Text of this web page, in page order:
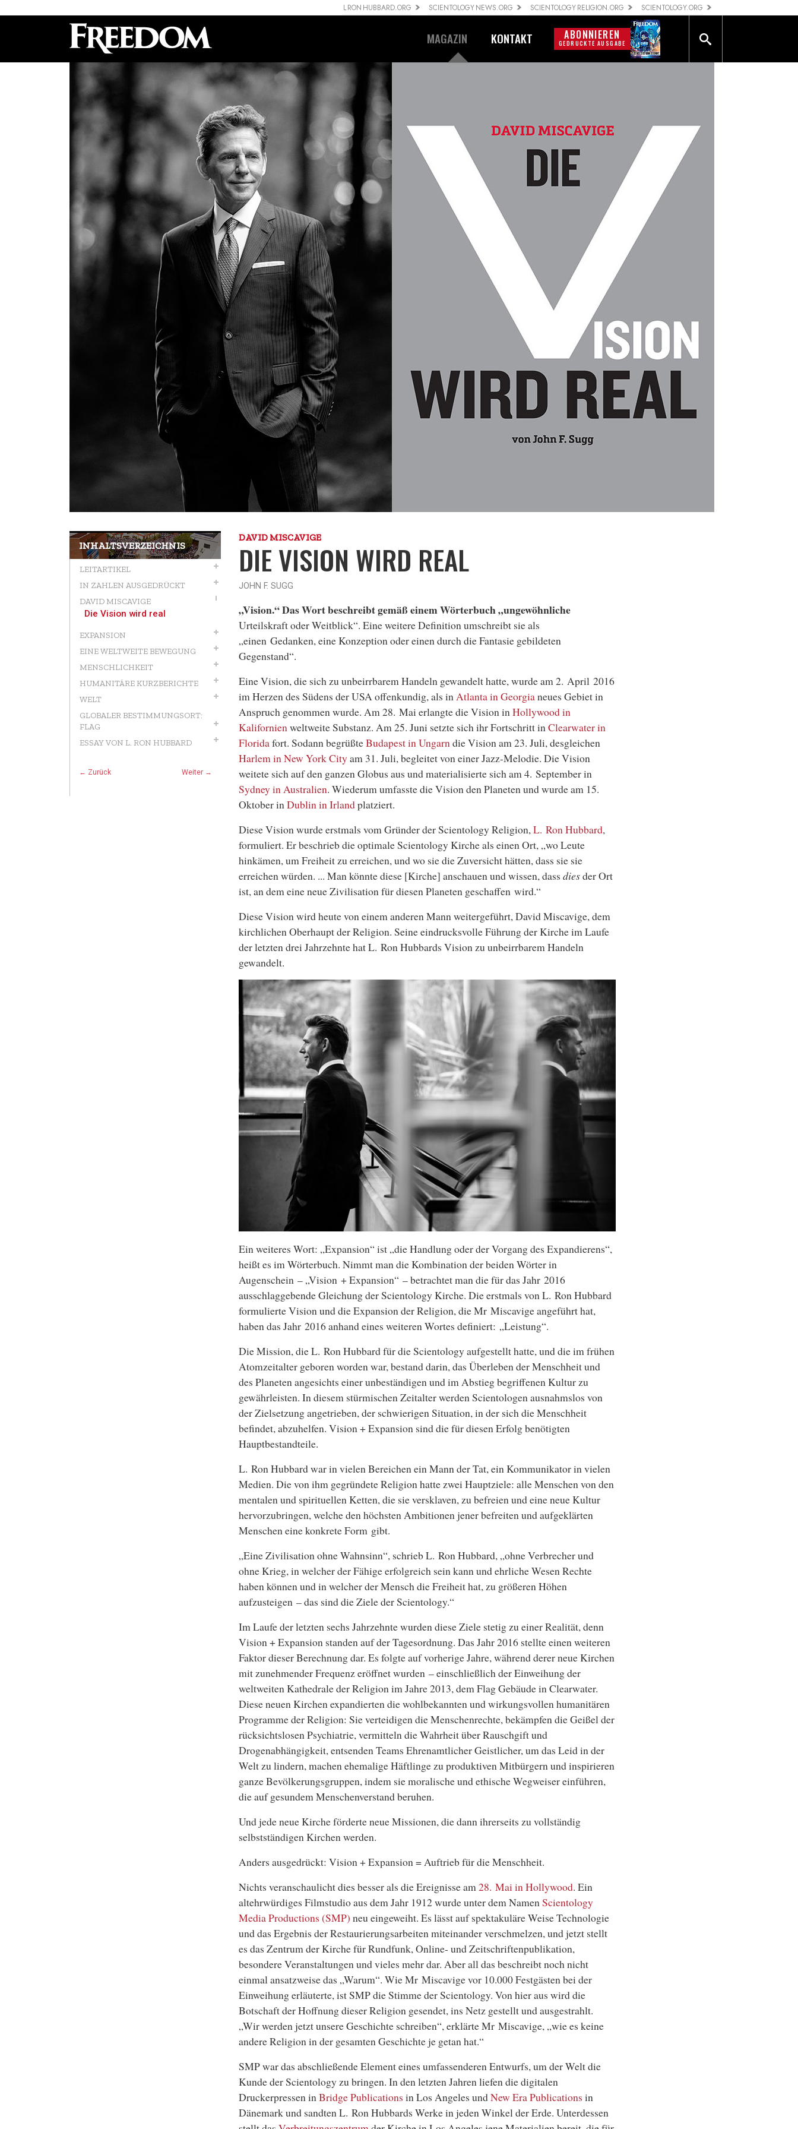
L RON HUBBARD.ORG SCIENTOLOGY NEWS.ORG SCIENTOLOGY RELIGION.ORG SCIENTOLOGY.ORG
MAGAZIN KONTAKT ABONNIEREN
GEDRUCKTE AUSGABE
INHALTSVERZEICHNIS
LEITARTIKEL
IN ZAHLEN AUSGEDRÜCKT
DAVID MISCAVIGE
Die Vision wird real
EXPANSION
EINE WELTWEITE BEWEGUNG
MENSCHLICHKEIT
HUMANITÄRE KURZBERICHTE
WELT
GLOBALER BESTIMMUNGSORT:
FLAG
ESSAY VON L. RON HUBBARD
← Zurück Weiter →
DAVID MISCAVIGE
DIE VISION WIRD REAL
JOHN F. SUGG
„Vision.“ Das Wort beschreibt gemäß einem Wörterbuch „ungewöhnliche
Urteilskraft oder Weitblick“. Eine weitere Definition umschreibt sie als
„einen Gedanken, eine Konzeption oder einen durch die Fantasie gebildeten
Gegenstand“.
Eine Vision, die sich zu unbeirrbarem Handeln gewandelt hatte, wurde am 2. April 2016
im Herzen des Südens der USA offenkundig, als in Atlanta in Georgianeues Gebiet in
Anspruch genommen wurde. Am 28. Mai erlangte die Vision in Hollywood in
Kalifornien weltweite Substanz. Am 25. Juni setzte sich ihr Fortschritt in Clearwater in
Floridafort. Sodann begrüßteBudapest in Ungarn die Vision am 23. Juli, desgleichen
Harlem in New York Cityam 31. Juli, begleitet von einer Jazz-Melodie. Die Vision
weitete sich auf den ganzen Globus aus und materialisierte sich am 4. September in
Sydney in Australien. Wiederum umfasste die Vision den Planeten und wurde am 15.
Oktober in Dublin in Irlandplatziert.
Diese Vision wurde erstmals vom Gründer der ScientologyReligion, L. Ron Hubbard,
formuliert. Er beschrieb die optimale Scientology Kirche als einen Ort, „wo Leute
hinkämen, um Freiheit zu erreichen, und wo sie die Zuversicht hätten, dass sie sie
erreichen würden. ... Man könnte diese [Kirche] anschauen und wissen, dass diesder Ort
ist, an dem eine neue Zivilisation für diesen Planeten geschaffen wird.“
Diese Vision wird heute von einem anderen Mann weitergeführt, David Miscavige, dem
kirchlichen Oberhaupt der Religion. Seine eindrucksvolle Führung der Kirche im Laufe
der letzten drei Jahrzehnte hat L. Ron Hubbards Vision zu unbeirrbarem Handeln
gewandelt.
Ein weiteres Wort: „Expansion“ ist „die Handlung oder der Vorgang des Expandierens“,
heißt es im Wörterbuch. Nimmt man die Kombination der beiden Wörter in
Augenschein – „Vision + Expansion“ – betrachtet man die für das Jahr 2016
ausschlaggebende Gleichung der Scientology Kirche. Die erstmals von L. Ron Hubbard
formulierte Vision und die Expansion der Religion, die Mr Miscavige angeführt hat,
haben das Jahr 2016 anhand eines weiteren Wortes definiert: „Leistung“.
Die Mission, die L. Ron Hubbard für die Scientology aufgestellt hatte, und die im frühen
Atomzeitalter geboren worden war, bestand darin, das Überleben der Menschheit und
des Planeten angesichts einer unbeständigen und im Abstieg begriffenen Kultur zu
gewährleisten. In diesem stürmischen Zeitalter werden Scientologen ausnahmslos von
der Zielsetzung angetrieben, der schwierigen Situation, in der sich die Menschheit
befindet, abzuhelfen. Vision + Expansion sind die für diesen Erfolg benötigten
Hauptbestandteile.
L. Ron Hubbard war in vielen Bereichen ein Mann der Tat, ein Kommunikator in vielen
Medien. Die von ihm gegründete Religion hatte zwei Hauptziele: alle Menschen von den
mentalen und spirituellen Ketten, die sie versklaven, zu befreien und eine neue Kultur
hervorzubringen, welche den höchsten Ambitionen jener befreiten und aufgeklärten
Menschen eine konkrete Form gibt.
„Eine Zivilisation ohne Wahnsinn“, schrieb L. Ron Hubbard, „ohne Verbrecher und
ohne Krieg, in welcher der Fähige erfolgreich sein kann und ehrliche Wesen Rechte
haben können und in welcher der Mensch die Freiheit hat, zu größeren Höhen
aufzusteigen – das sind die Ziele der Scientology.“
Im Laufe der letzten sechs Jahrzehnte wurden diese Ziele stetig zu einer Realität, denn
Vision + Expansion standen auf der Tagesordnung. Das Jahr 2016 stellte einen weiteren
Faktor dieser Berechnung dar. Es folgte auf vorherige Jahre, während derer neue Kirchen
mit zunehmender Frequenz eröffnet wurden – einschließlich der Einweihung der
weltweiten Kathedrale der Religion im Jahre 2013, dem Flag Gebäude in Clearwater.
Diese neuen Kirchen expandierten die wohlbekannten und wirkungsvollen humanitären
Programme der Religion: Sie verteidigen die Menschenrechte, bekämpfen die Geißel der
rücksichtslosen Psychiatrie, vermitteln die Wahrheit über Rauschgift und
Drogenabhängigkeit, entsenden Teams Ehrenamtlicher Geistlicher, um das Leid in der
Welt zu lindern, machen ehemalige Häftlinge zu produktiven Mitbürgern und inspirieren
ganze Bevölkerungsgruppen, indem sie moralische und ethische Wegweiser einführen,
die auf gesundem Menschenverstand beruhen.
Und jede neue Kirche förderte neue Missionen, die dann ihrerseits zu vollständig
selbstständigen Kirchen werden.
Anders ausgedrückt: Vision + Expansion = Auftrieb für die Menschheit.
Nichts veranschaulicht dies besser als die Ereignisse am 28. Mai in Hollywood. Ein
altehrwürdiges Filmstudio aus dem Jahr 1912 wurde unter dem Namen Scientology
Media Productions (SMP) neu eingeweiht. Es lässt auf spektakuläre Weise Technologie
und das Ergebnis der Restaurierungsarbeiten miteinander verschmelzen, und jetzt stellt
es das Zentrum der Kirche für Rundfunk, Online- und Zeitschriftenpublikation,
besondere Veranstaltungen und vieles mehr dar. Aber all das beschreibt noch nicht
einmal ansatzweise das „Warum“. Wie Mr Miscavige vor 10.000 Festgästen bei der
Einweihung erläuterte, ist SMP die Stimme der Scientology. Von hier aus wird die
Botschaft der Hoffnung dieser Religion gesendet, ins Netz gestellt und ausgestrahlt.
„Wir werden jetzt unsere Geschichte schreiben“, erklärte Mr Miscavige, „wie es keine
andere Religion in der gesamten Geschichte je getan hat.“
SMP war das abschließende Element eines umfassenderen Entwurfs, um der Welt die
Kunde der Scientology zu bringen. In den letzten Jahren liefen die digitalen
Druckerpressen in Bridge Publications in Los Angeles undNew Era Publications in
Dänemark und sandten L. Ron Hubbards Werke in jeden Winkel der Erde. Unterdessen